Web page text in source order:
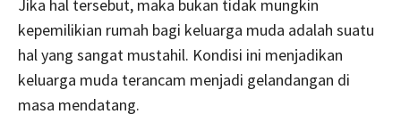
Jika hal tersebut, maka bukan tidak mungkin
kepemilikian rumah bagi keluarga muda adalah suatu
hal yang sangat mustahil. Kondisi ini menjadikan
keluarga muda terancam menjadi gelandangan di
masa mendatang.